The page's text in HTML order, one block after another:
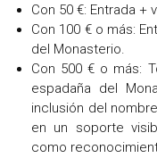
Con 50 €: Entrada +
Con 100 € o más:
del Monasterio.
Con 500 € o más:
espadaña del
inclusión del
en un soporte
como